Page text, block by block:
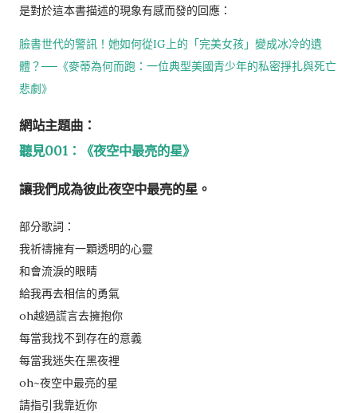
是對於這本書描述的現象有感而發的回應：
臉書世代的警訊！她如何從IG上的「完美女孩」變成冰冷的遺
體？──《麥蒂為何而跑：一位典型美國青少年的私密掙扎與死亡
悲劇》
網站主題曲：
聽見001：《夜空中最亮的星》
讓我們成為彼此夜空中最亮的星。
部分歌詞：
我祈禱擁有一顆透明的心靈
和會流淚的眼睛
給我再去相信的勇氣
oh越過謊言去擁抱你
每當我找不到存在的意義
每當我迷失在黑夜裡
oh~夜空中最亮的星
請指引我靠近你